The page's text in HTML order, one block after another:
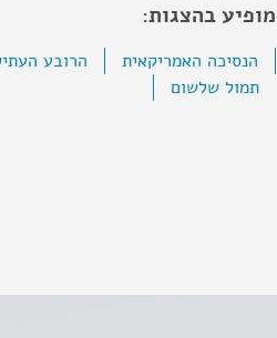
מופיע בהצגות:
הנסיכה האמריקאית הרובע
תמול שלשום